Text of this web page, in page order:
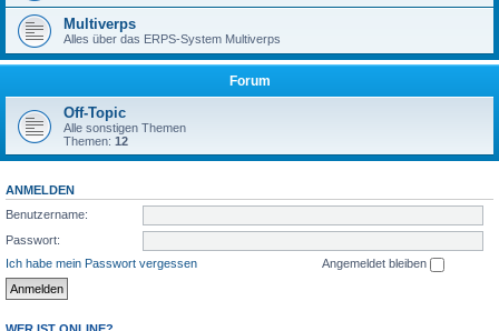
Multiverps
Alles über das ERPS-System Multiverps
Forum
Off-Topic
Alle sonstigen Themen
Themen: 12
ANMELDEN
Benutzername:
Passwort:
Ich habe mein Passwort vergessen
Angemeldet bleiben